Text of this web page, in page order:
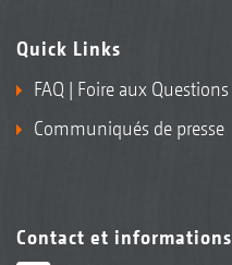
Quick Links
FAQ | Foire aux Questions
Communiqués de presse
Contact et informations